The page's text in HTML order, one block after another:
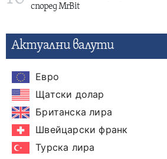
според MrBit
Актуални валути
Евро
Щатски долар
Британска лира
Швейцарски франк
Турска лира